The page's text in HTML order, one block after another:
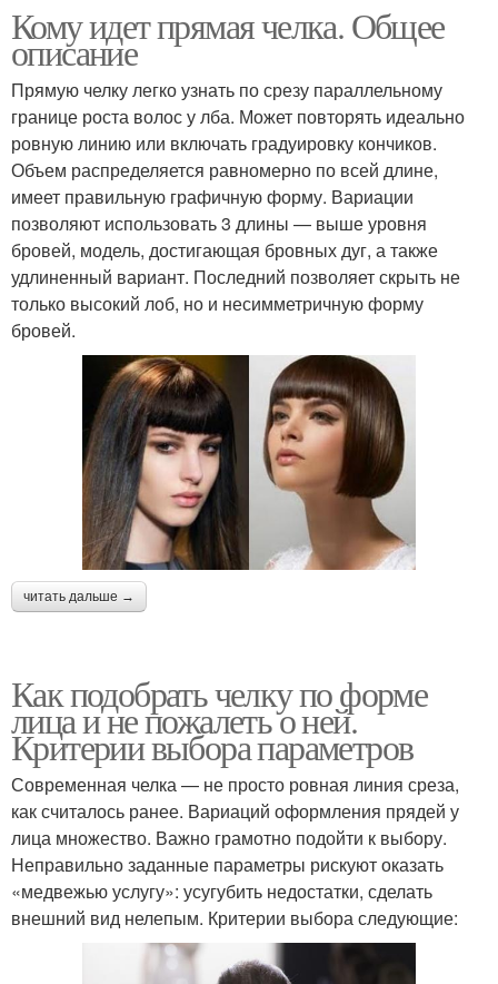
Кому идет прямая челка. Общее
описание
Прямую челку легко узнать по срезу параллельному
границе роста волос у лба. Может повторять идеально
ровную линию или включать градуировку кончиков.
Объем распределяется равномерно по всей длине,
имеет правильную графичную форму. Вариации
позволяют использовать 3 длины — выше уровня
бровей, модель, достигающая бровных дуг, а также
удлиненный вариант. Последний позволяет скрыть не
только высокий лоб, но и несимметричную форму
бровей.
читать дальше →
Как подобрать челку по форме
лица и не пожалеть о ней.
Критерии выбора параметров
Современная челка — не просто ровная линия среза,
как считалось ранее. Вариаций оформления прядей у
лица множество. Важно грамотно подойти к выбору.
Неправильно заданные параметры рискуют оказать
«медвежью услугу»: усугубить недостатки, сделать
внешний вид нелепым. Критерии выбора следующие: